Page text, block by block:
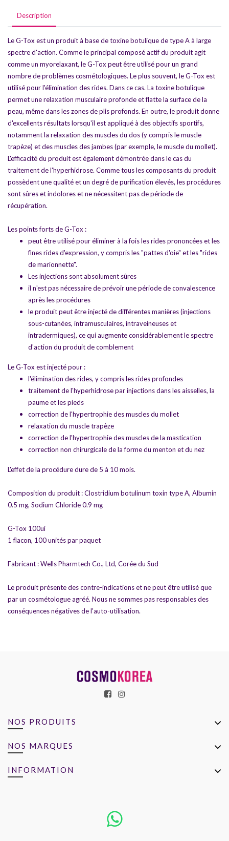
Description
Le G-Tox est un produit à base de toxine botulique de type A à large
spectre d'action. Comme le principal composé actif du produit agit
comme un myorelaxant, le G-Tox peut être utilisé pour un grand
nombre de problèmes cosmétologiques. Le plus souvent, le G-Tox est
utilisé pour l'élimination des rides. Dans ce cas. La toxine botulique
permet une relaxation musculaire profonde et flatte la surface de la
peau, même dans les zones de plis profonds. En outre, le produit donne
d'excellents résultats lorsqu'il est appliqué à des objectifs sportifs,
notamment la relaxation des muscles du dos (y compris le muscle
trapèze) et des muscles des jambes (par exemple, le muscle du mollet).
L'efficacité du produit est également démontrée dans le cas du
traitement de l'hyperhidrose. Comme tous les composants du produit
possèdent une qualité et un degré de purification élevés, les procédures
sont sûres et indolores et ne nécessitent pas de période de
récupération.
Les points forts de G-Tox :
peut être utilisé pour éliminer à la fois les rides prononcées et les
fines rides d'expression, y compris les "pattes d'oie" et les "rides
de marionnette".
Les injections sont absolument sûres
il n'est pas nécessaire de prévoir une période de convalescence
après les procédures
le produit peut être injecté de différentes manières (injections
sous-cutanées, intramusculaires, intraveineuses et
intradermiques), ce qui augmente considérablement le spectre
d'action du produit de comblement
Le G-Tox est injecté pour :
l'élimination des rides, y compris les rides profondes
traitement de l'hyperhidrose par injections dans les aisselles, la
paume et les pieds
correction de l'hypertrophie des muscles du mollet
relaxation du muscle trapèze
correction de l'hypertrophie des muscles de la mastication
correction non chirurgicale de la forme du menton et du nez
L'effet de la procédure dure de 5 à 10 mois.
Composition du produit : Clostridium botulinum toxin type A, Albumin
0.5 mg, Sodium Chloride 0.9 mg
G-Tox 100ui
1 flacon, 100 unités par paquet
Fabricant : Wells Pharmtech Co., Ltd, Corée du Sud
Le produit présente des contre-indications et ne peut être utilisé que
par un cosmétologue agréé. Nous ne sommes pas responsables des
conséquences négatives de l'auto-utilisation.
NOS PRODUITS
NOS MARQUES
INFORMATION